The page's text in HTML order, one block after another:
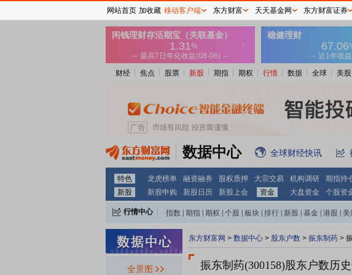
财经 焦点 股票 新股 期指 期权 行情 数据 全球 美股
数据中心 全球财经快讯
特色 龙虎榜单 融资融券 股权质押 大宗交易 机构调研 期指持
新股
新股申购 新股日历 新股上会 资金 大盘资金 个股资
行情中心 指数 期指 期权 个股 板块 排行 新股 基金 港股 美
全景图
东方财富网 > 数据中心 > 股东户数 > 振东制药 >
振东制药(300158)股东户数历
网站首页 加收藏 移动客户端 东方财富 天天基金网 东方财富证券